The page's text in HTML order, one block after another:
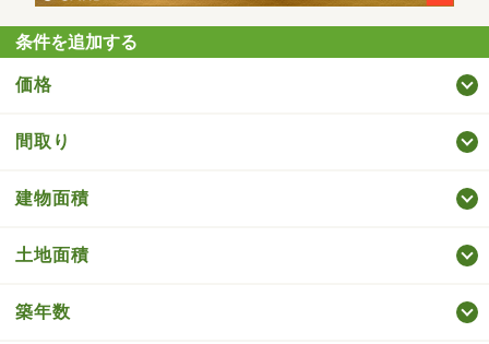
条件を追加する
価格
間取り
建物面積
土地面積
築年数